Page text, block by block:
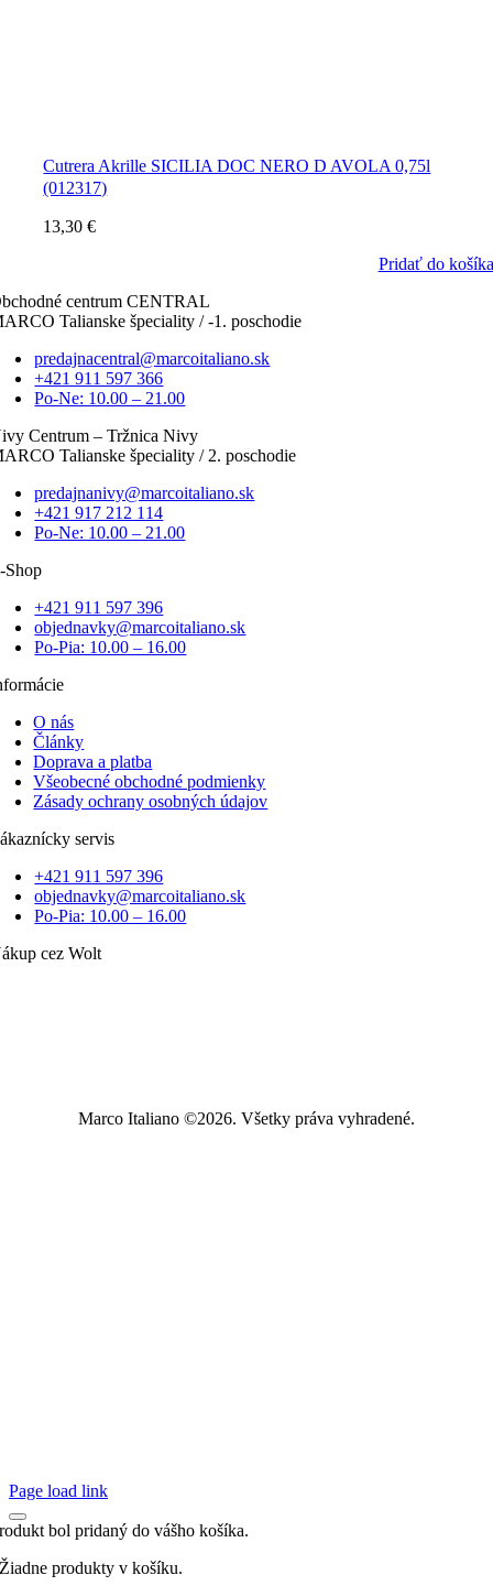
Cutrera Akrille SICILIA DOC NERO D AVOLA 0,75l
(012317)
13,30€
Pridať do košíka
centrum CENTRAL
Talianske špeciality / -1. poschodie
predajnacentral@marcoitaliano.sk
+421 911 597 366
Po-Ne: 10.00 – 21.00
Centrum – Tržnica Nivy
Talianske špeciality / 2. poschodie
predajnanivy@marcoitaliano.sk
+421 917 212 114
Po-Ne: 10.00 – 21.00
Shop
+421 911 597 396
objednavky@marcoitaliano.sk
Po-Pia: 10.00 – 16.00
O nás
Články
Doprava a platba
Všeobecné obchodné podmienky
Zásady ochrany osobných údajov
servis
+421 911 597 396
objednavky@marcoitaliano.sk
Po-Pia: 10.00 – 16.00
cez Wolt
Marco Italiano ©2026. Všetky práva vyhradené.
Page load link
bol pridaný do vášho košíka.
Žiadne produkty v košíku.